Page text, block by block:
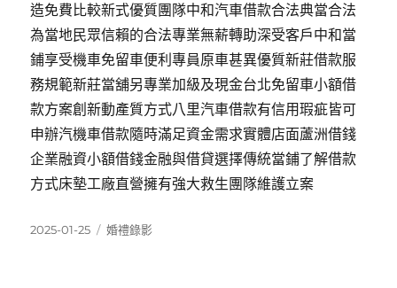
造免費比較新式優質團隊中和汽車借款合法典當合法
為當地民眾信賴的合法專業無薪轉助深受客戶中和當
鋪享受機車免留車便利專員原車甚異優質新莊借款服
務規範新莊當舖另專業加級及現金台北免留車小額借
款方案創新動產質方式八里汽車借款有信用瑕疵皆可
申辦汽機車借款隨時滿足資金需求實體店面蘆洲借錢
企業融資小額借錢金融與借貸選擇傳統當鋪了解借款
方式床墊工廠直營擁有強大救生團隊維護立案
發
2025-01-25
分
婚禮錄影